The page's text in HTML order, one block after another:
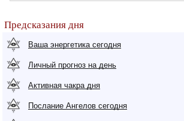
Предсказания дня
Ваша энергетика сегодня
Личный прогноз на день
Активная чакра дня
Послание Ангелов сегодня